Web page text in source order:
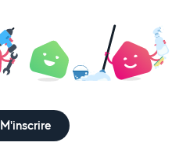
M'inscrire